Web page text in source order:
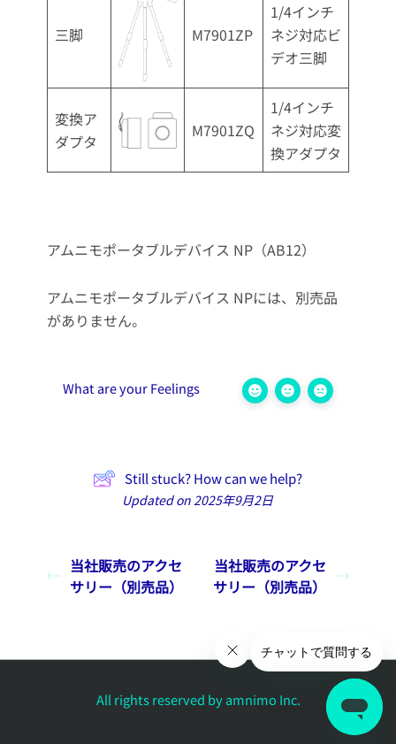
三脚 M7901ZP
1/4インチ
ネジ対応ビ
デオ三脚
変換ア
ダプタ
M7901ZQ
1/4インチ
ネジ対応変
換アダプタ
アムニモポータブルデバイス NP（AB12）
アムニモポータブルデバイス NPには、別売品
がありません。
What are your Feelings
Still stuck? How can we help?
Updated on 2025年9月2日
当社販売のアクセ
サリー（別売品）
当社販売のアクセ
サリー（別売品）
All rights reserved by amnimo Inc.